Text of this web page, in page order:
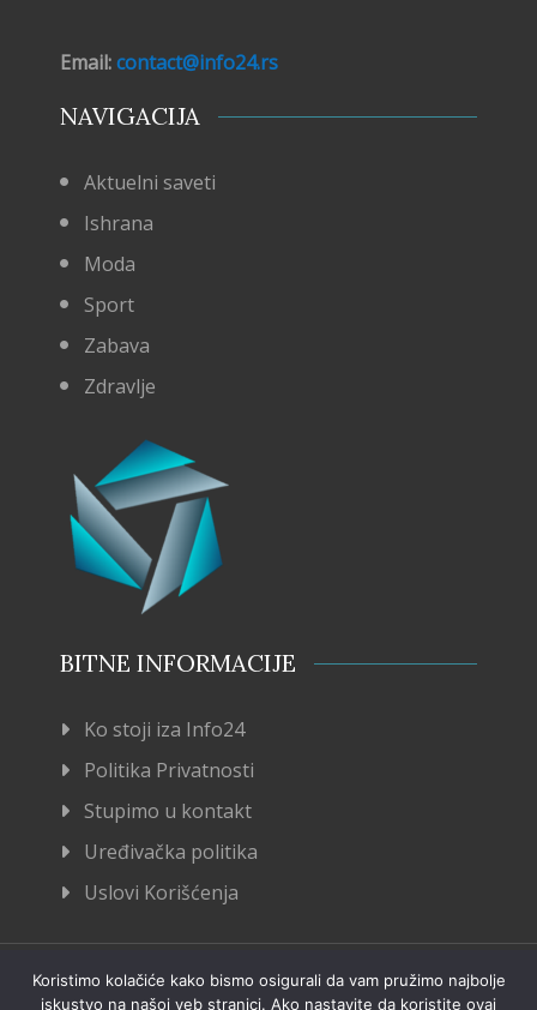
Email:contact@info24.rs
NAVIGACIJA
Aktuelni saveti
Ishrana
Moda
Sport
Zabava
Zdravlje
BITNE INFORMACIJE
Ko stoji iza Info24
Politika Privatnosti
Stupimo u kontakt
Uređivačka politika
Uslovi Korišćenja
Koristimo kolačiće kako bismo osigurali da vam pružimo najbolje
iskustvo na našoj veb stranici. Ako nastavite da koristite ovaj